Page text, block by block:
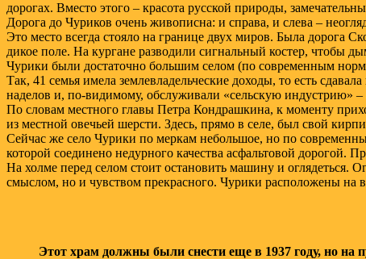
дорогах. Вместо этого – красота русской природы,
Дорога до Чуриков очень живописна: и справа, и слева –
Это место всегда стояло на границе двух миров. Была дорога
дикое поле. На кургане разводили сигнальный костер, чтобы
Чурики были достаточно большим селом (по современным
Так, 41 семья имела землевладельческие доходы, то есть
наделов и, по-видимому, обслуживали «сельскую индустрию»
По словам местного главы Петра Кондрашкина, к моменту
из местной овечьей шерсти. Здесь, прямо в селе, был свой
Сейчас же село Чурики по меркам небольшое, но по
которой соединено недурного качества асфальтовой
На холме перед селом стоит остановить машину и оглядеться.
смыслом, но и чувством прекрасного. Чурики расположены
Этот храм должны были снести еще в 1937 году, но